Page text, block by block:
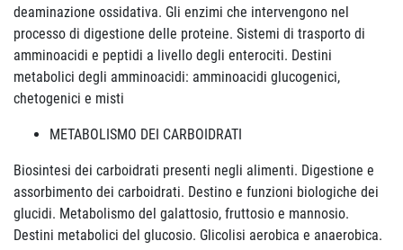
deaminazione ossidativa. Gli enzimi che intervengono nel
processo di digestione delle proteine. Sistemi di trasporto di
amminoacidi e peptidi a livello degli enterociti. Destini
metabolici degli amminoacidi: amminoacidi glucogenici,
chetogenici e misti
METABOLISMO DEI CARBOIDRATI
Biosintesi dei carboidrati presenti negli alimenti. Digestione e
assorbimento dei carboidrati. Destino e funzioni biologiche dei
glucidi. Metabolismo del galattosio, fruttosio e mannosio.
Destini metabolici del glucosio. Glicolisi aerobica e anaerobica.